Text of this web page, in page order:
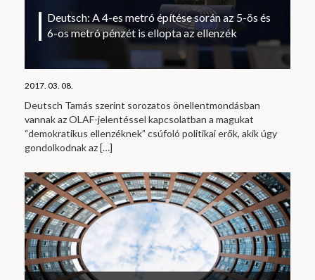
Deutsch: A 4-es metró építése során az 5-ös és
6-os metró pénzét is ellopta az ellenzék
2017. 03. 08.
Deutsch Tamás szerint sorozatos önellentmondásban
vannak az OLAF-jelentéssel kapcsolatban a magukat
“demokratikus ellenzéknek” csúfoló politikai erők, akik úgy
gondolkodnak az[…]